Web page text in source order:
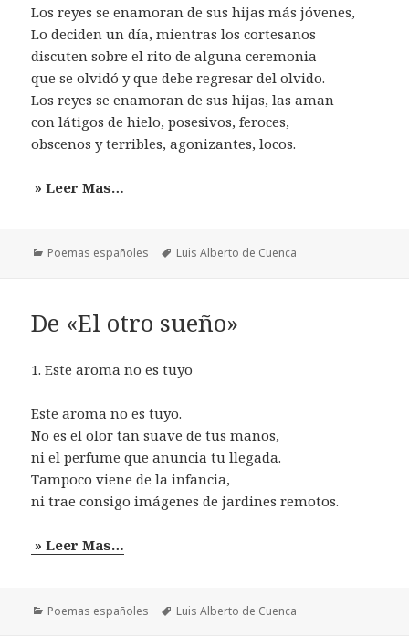
Los reyes se enamoran de sus hijas más jóvenes,
Lo deciden un día, mientras los cortesanos
discuten sobre el rito de alguna ceremonia
que se olvidó y que debe regresar del olvido.
Los reyes se enamoran de sus hijas, las aman
con látigos de hielo, posesivos, feroces,
obscenos y terribles, agonizantes, locos.
» Leer Mas…
Categorías
Poemas españoles Etiquetas
Luis Alberto de Cuenca
De «El otro sueño»
1. Este aroma no es tuyo
Este aroma no es tuyo.
No es el olor tan suave de tus manos,
ni el perfume que anuncia tu llegada.
Tampoco viene de la infancia,
ni trae consigo imágenes de jardines remotos.
» Leer Mas…
Categorías
Poemas españoles Etiquetas
Luis Alberto de Cuenca